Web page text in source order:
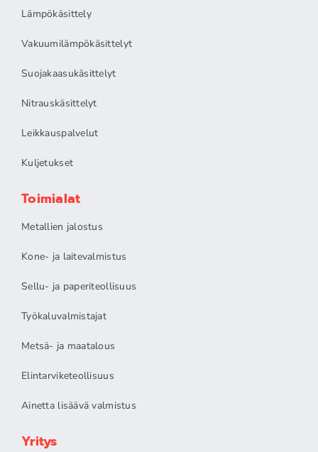
Lämpökäsittely
Vakuumilämpökäsittelyt
Suojakaasukäsittelyt
Nitrauskäsittelyt
Leikkauspalvelut
Kuljetukset
Toimialat
Metallien jalostus
Kone- ja laitevalmistus
Sellu- ja paperiteollisuus
Työkaluvalmistajat
Metsä- ja maatalous
Elintarviketeollisuus
Ainetta lisäävä valmistus
Yritys